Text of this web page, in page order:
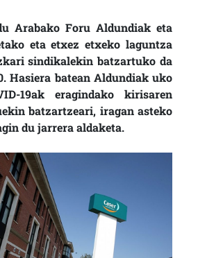
Arabako Foru Aldundiak eta
eta etxez etxeko laguntza
sindikalekin batzartuko da
Hasiera batean Aldundiak uko
19ak eragindako kirisaren
batzartzeari, iragan asteko
du jarrera aldaketa.